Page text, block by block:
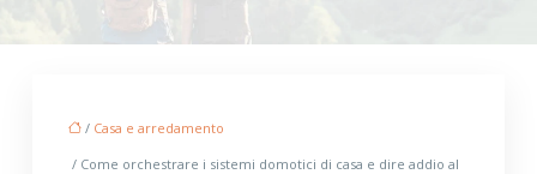
/ Casa e arredamento
/ Come orchestrare i sistemi domotici di casa e dire addio al